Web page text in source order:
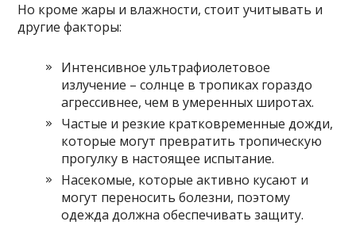
Но кроме жары и влажности, стоит учитывать и
другие факторы:
Интенсивное ультрафиолетовое
излучение – солнце в тропиках гораздо
агрессивнее, чем в умеренных широтах.
Частые и резкие кратковременные дожди,
которые могут превратить тропическую
прогулку в настоящее испытание.
Насекомые, которые активно кусают и
могут переносить болезни, поэтому
одежда должна обеспечивать защиту.